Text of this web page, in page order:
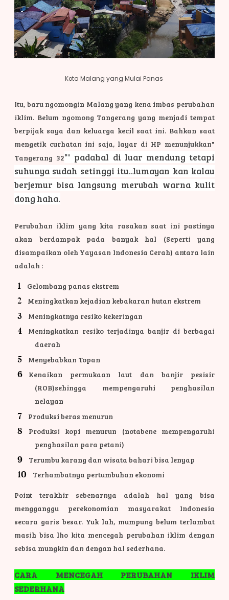
Kota Malang yang Mulai Panas
Itu, baru ngomongin Malang yang kena imbas perubahan
iklim. Belum ngomong Tangerang yang menjadi tempat
berpijak saya dan keluarga kecil saat ini. Bahkan saat
mengetik curhatan ini saja, layar di HP menunjukkan"
Tangerang 32°" padahal di luar mendung tetapi
suhunya sudah setinggi itu..lumayan kan kalau
berjemur bisa langsung merubah warna kulit
dong haha.
Perubahan iklim yang kita rasakan saat ini pastinya
akan berdampak pada banyak hal (Seperti yang
disampaikan oleh Yayasan Indonesia Cerah) antara lain
adalah :
Gelombang panas ekstrem
Meningkatkan kejadian kebakaran hutan ekstrem
Meningkatnya resiko kekeringan
Meningkatkan resiko terjadinya banjir di berbagai
daerah
Menyebabkan Topan
Kenaikan permukaan laut dan banjir pesisir
(ROB)sehingga mempengaruhi penghasilan
nelayan
Produksi beras menurun
Produksi kopi menurun (notabene mempengaruhi
penghasilan para petani)
Terumbu karang dan wisata bahari bisa lenyap
Terhambatnya pertumbuhan ekonomi
Point terakhir sebenarnya adalah hal yang bisa
mengganggu perekonomian masyarakat Indonesia
secara garis besar. Yuk lah, mumpung belum terlambat
masih bisa lho kita mencegah perubahan iklim dengan
sebisa mungkin dan dengan hal sederhana.
CARA MENCEGAH PERUBAHAN IKLIM
SEDERHANA